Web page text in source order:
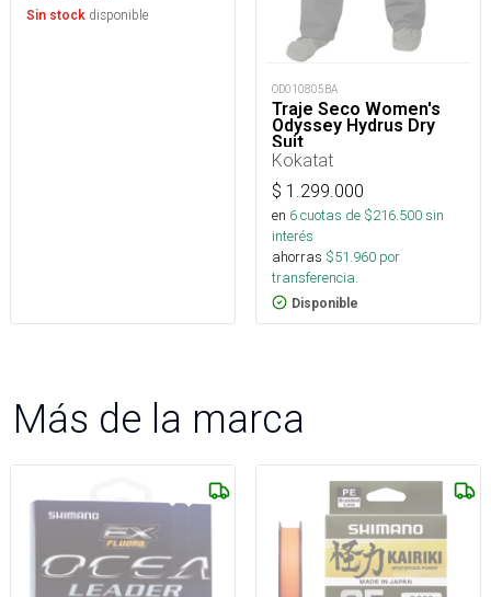
Sin stock disponible
OD010805BA
Traje Seco Women's
Odyssey Hydrus Dry
Suit
Kokatat
$ 1.299.000
en 6cuotas de $216.500sin
interés
ahorras $51.960 por
transferencia.
Disponible
Más de la marca